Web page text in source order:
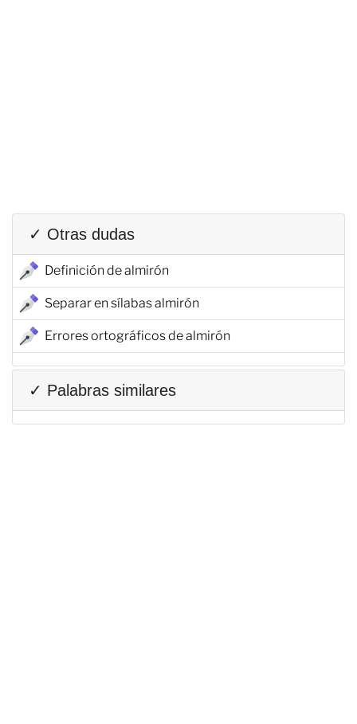
✓ Otras dudas
Definición de almirón
Separar en sílabas almirón
Errores ortográficos de almirón
✓ Palabras similares